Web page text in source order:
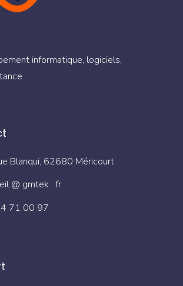
informatique, logiciels,
Blanqui, 62680 Méricourt
@ gmtek . fr
71 00 97